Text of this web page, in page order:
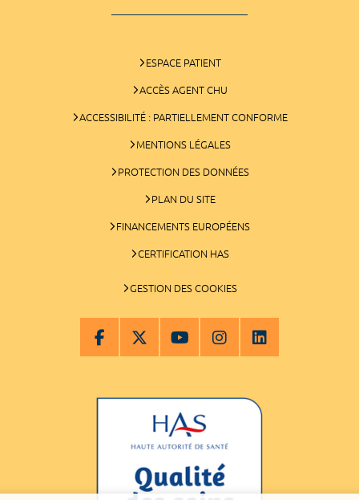
ESPACE PATIENT
ACCÈS AGENT CHU
ACCESSIBILITÉ : PARTIELLEMENT CONFORME
MENTIONS LÉGALES
PROTECTION DES DONNÉES
PLAN DU SITE
FINANCEMENTS EUROPÉENS
CERTIFICATION HAS
GESTION DES COOKIES